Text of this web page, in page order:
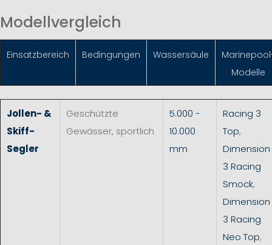
Modellvergleich
Einsatzbereich Bedingungen Wassersäule
Modelle
Jollen- &
Skiff-
Segler
Geschützte
Gewässer, sportlich
5.000 -
10.000
mm
Racing 3
Top,
Dimension
3 Racing
Smock,
Dimension
3 Racing
Neo Top,